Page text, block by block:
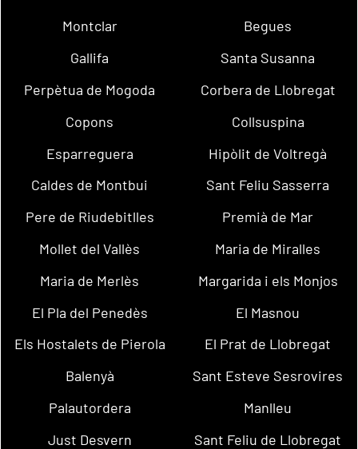
Montclar
Begues
Gallifa
Santa Susanna
Perpètua de Mogoda
Corbera de Llobregat
Copons
Collsuspina
Esparreguera
Hipòlit de Voltregà
Caldes de Montbui
Sant Feliu Sasserra
Pere de Riudebitlles
Premià de Mar
Mollet del Vallès
Maria de Miralles
Maria de Merlès
Margarida i els Monjos
El Pla del Penedès
El Masnou
Els Hostalets de Pierola
El Prat de Llobregat
Balenyà
Sant Esteve Sesrovires
Palautordera
Manlleu
Just Desvern
Sant Feliu de Llobregat